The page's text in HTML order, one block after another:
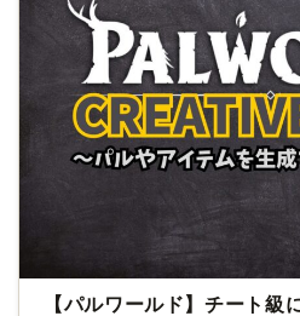
【パルワールド】チート級